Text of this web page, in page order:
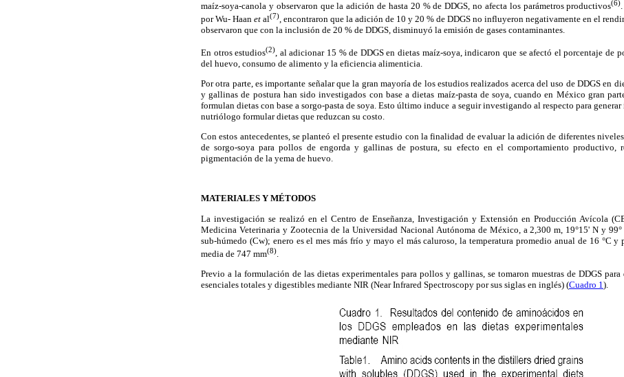
maíz-soya-canola y observaron que la adición de hasta 20 % de DDGS, no afecta los parámetros productivos(6)
por Wu- Haan et al(7), encontraron que la adición de 10 y 20 % de DDGS no influyeron negativamente en el
observaron que con la inclusión de 20 % de DDGS, disminuyó la emisión de gases contaminantes.
En otros estudios(2) , al adicionar 15 % de DDGS en dietas maíz-soya, indicaron que se afectó el porcentaje de
del huevo, consumo de alimento y la eficiencia alimenticia.
Por otra parte, es importante señalar que la gran mayoría de los estudios realizados acerca del uso de DDGS en
y gallinas de postura han sido investigados con base a dietas maíz-pasta de soya, cuando en México gran
formulan dietas con base a sorgo-pasta de soya. Esto último induce a seguir investigando al respecto para
nutriólogo formular dietas que reduzcan su costo.
Con estos antecedentes, se planteó el presente estudio con la finalidad de evaluar la adición de diferentes
de sorgo-soya para pollos de engorda y gallinas de postura, su efecto en el comportamiento productivo,
pigmentación de la yema de huevo.
MATERIALES Y MÉTODOS
La investigación se realizó en el Centro de Enseñanza, Investigación y Extensión en Producción Avícola
Medicina Veterinaria y Zootecnia de la Universidad Nacional Autónoma de México, a 2,300 m, 19°15' N y
sub-húmedo (Cw); enero es el mes más frío y mayo el más caluroso, la temperatura promedio anual de 16 °C
media de 747 mm(8)
Previo a la formulación de las dietas experimentales para pollos y gallinas, se tomaron muestras de DDGS
esenciales totales y digestibles mediante NIR (Near Infrared Spectroscopy por sus siglas en inglés) (Cuadro 1).